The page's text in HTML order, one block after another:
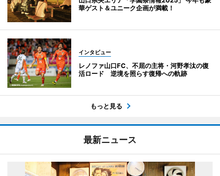
華ゲスト＆ユニーク企画が満載！
インタビュー
レノファ山口FC、不屈の主将・河野孝汰の復
活ロード 逆境を照らす復帰への軌跡
もっと見る
最新ニュース